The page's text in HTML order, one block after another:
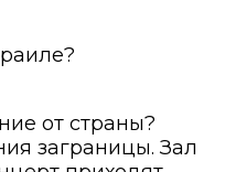
от страны?
заграницы. Зал